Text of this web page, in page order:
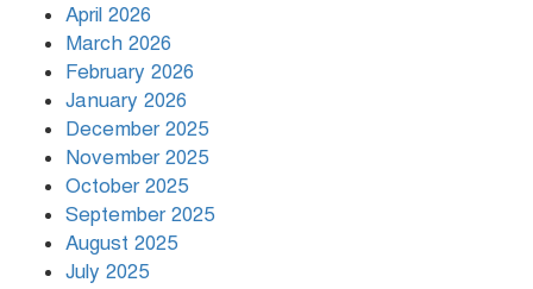
বৃষ্টি থামার নাম নেই, পথে পথে
April 2026
March 2026
February 2026
January 2026
December 2025
November 2025
October 2025
September 2025
August 2025
July 2025